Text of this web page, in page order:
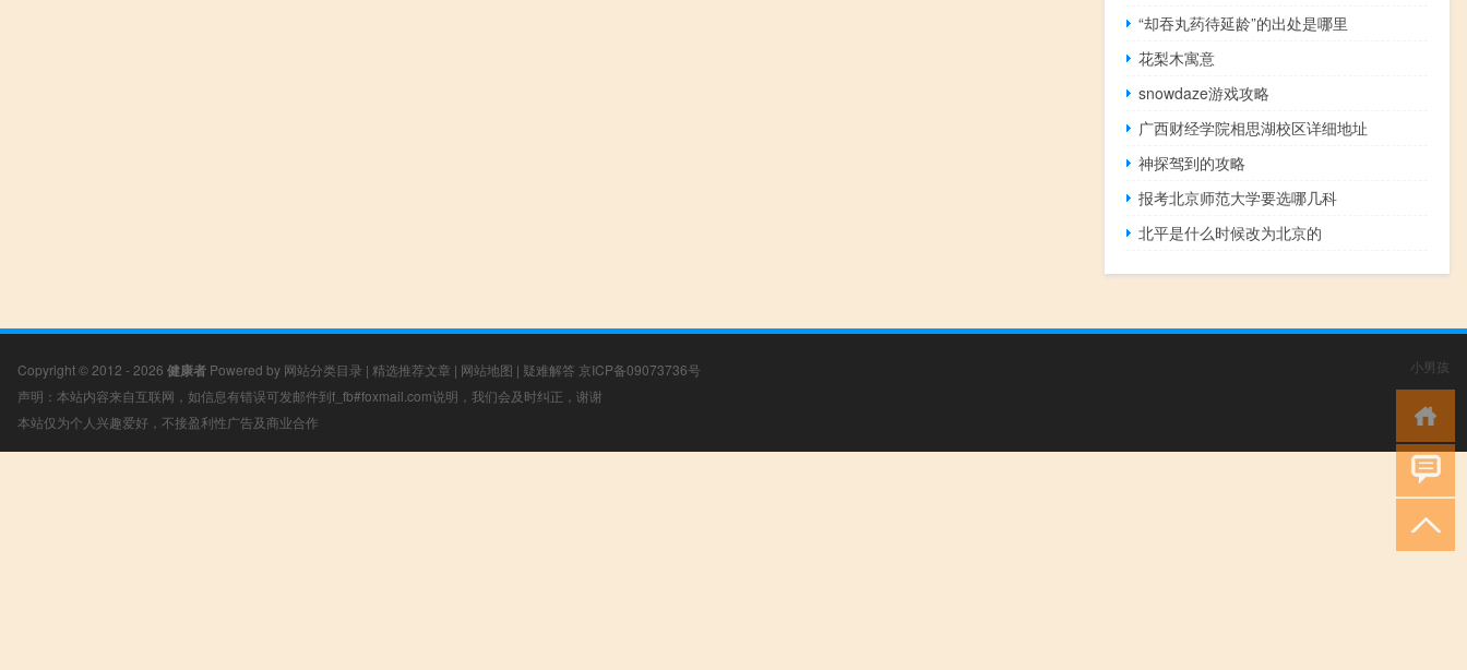
“却吞丸药待延龄”的出处是哪里
花梨木寓意
snowdaze游戏攻略
广西财经学院相思湖校区详细地址
神探驾到的攻略
报考北京师范大学要选哪几科
北平是什么时候改为北京的
Copyright © 2012 - 2026 健康者 Powered by 网站分类目录 | 精选推荐文章 | 网站地图 | 疑难解答 京ICP备09073736号
声明：本站内容来自互联网，如信息有错误可发邮件到f_fb#foxmail.com说明，我们会及时纠正，谢谢
本站仅为个人兴趣爱好，不接盈利性广告及商业合作
小男孩